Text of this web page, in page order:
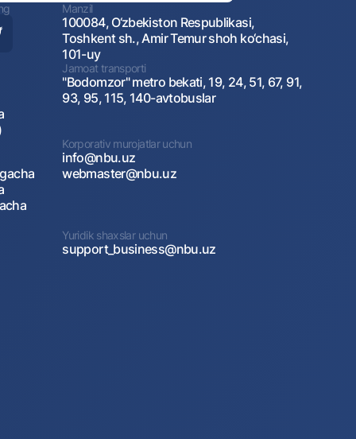
Manzil
100084, O‘zbekiston Respublikasi,
Toshkent sh., Amir Temur shoh ko‘chasi,
101-uy
Jamoat transporti
"Bodomzor" metro bekati, 19, 24, 51, 67, 91,
93, 95, 115, 140-avtobuslar
Korporativ murojatlar uchun
info@nbu.uz
webmaster@nbu.uz
Yuridik shaxslar uchun
support_business@nbu.uz